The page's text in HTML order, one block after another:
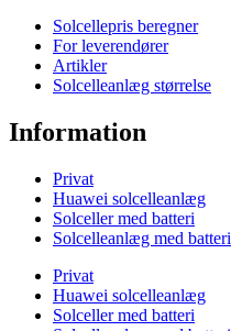
Solcellepris beregner
For leverendører
Artikler
Solcelleanlæg størrelse
Information
Privat
Huawei solcelleanlæg
Solceller med batteri
Solcelleanlæg med batteri
Privat
Huawei solcelleanlæg
Solceller med batteri